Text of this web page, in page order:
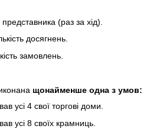
(раз за хід).
досягнень.
замовлень.
щонайменше одна з умов:
усі 4 свої торгові доми.
усі 8 своїх крамниць.